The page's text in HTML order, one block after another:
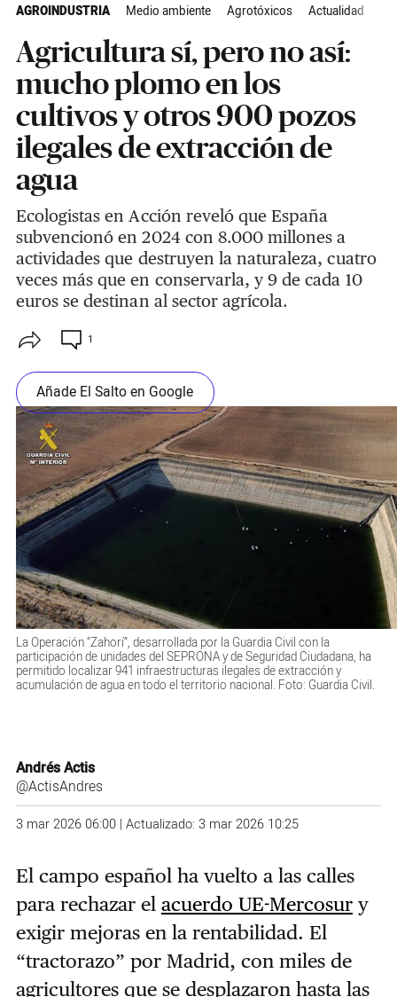
AGROINDUSTRIA Medio ambiente Agrotóxicos Actualidad
Agricultura sí, pero no así:
mucho plomo en los
cultivos y otros 900 pozos
ilegales de extracción de
agua
Ecologistas en Acción reveló que España
subvencionó en 2024 con 8.000 millones a
actividades que destruyen la naturaleza, cuatro
veces más que en conservarla, y 9 de cada 10
euros se destinan al sector agrícola.
1
Añade El Salto en Google
La Operación “Zahorí”, desarrollada por la Guardia Civil con la
participación de unidades del SEPRONA y de Seguridad Ciudadana, ha
permitido localizar 941 infraestructuras ilegales de extracción y
acumulación de agua en todo el territorio nacional. Foto: Guardia Civil.
Andrés Actis
@ActisAndres
3 mar 2026 06:00 | Actualizado: 3 mar 2026 10:25
El campo español ha vuelto a las calles
para rechazar el acuerdo UE-Mercosury
exigir mejoras en la rentabilidad. El
“tractorazo” por Madrid, con miles de
agricultores que se desplazaron hasta las